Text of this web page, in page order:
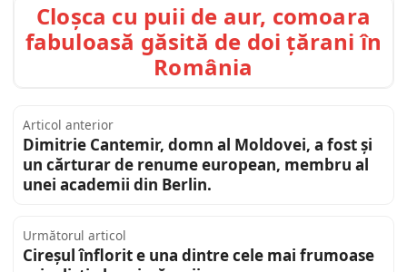
Cloșca cu puii de aur, comoara
fabuloasă găsită de doi țărani în
România
Articol anterior
Dimitrie Cantemir, domn al Moldovei, a fost și
un cărturar de renume european, membru al
unei academii din Berlin.
Următorul articol
Cireșul înflorit e una dintre cele mai frumoase